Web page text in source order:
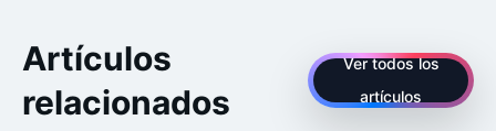
Artículos
relacionados
Ver todos los
artículos